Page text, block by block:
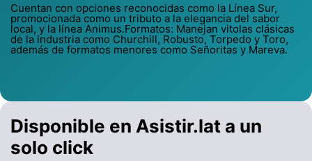
Cuentan con opciones reconocidas como la Línea Sur,
promocionada como un tributo a la elegancia del sabor
local, y la línea Animus.Formatos: Manejan vitolas clásicas
de la industria como Churchill, Robusto, Torpedo y Toro,
además de formatos menores como Señoritas y Mareva.
Disponible en Asistir.lat a un
solo click